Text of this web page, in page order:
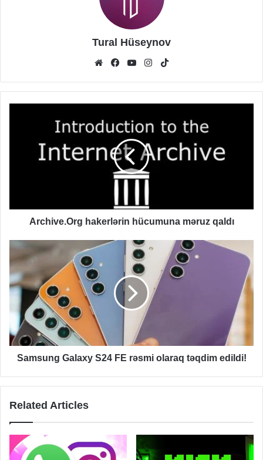
Tural Hüseynov
WebsiteFacebookYouTubeInstagram
Archive.Org hakerlərin hücumuna məruz qaldı
Samsung
Galaxy
S24
FE
olaraq
təqdim
edildi!
Samsung Galaxy S24 FE rəsmi olaraq təqdim edildi!
Related Articles